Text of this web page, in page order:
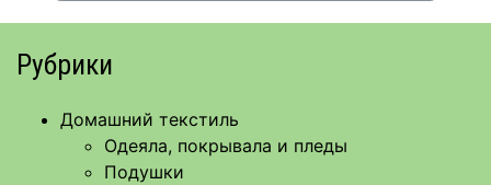
Рубрики
Домашний текстиль
Одеяла, покрывала и пледы
Подушки